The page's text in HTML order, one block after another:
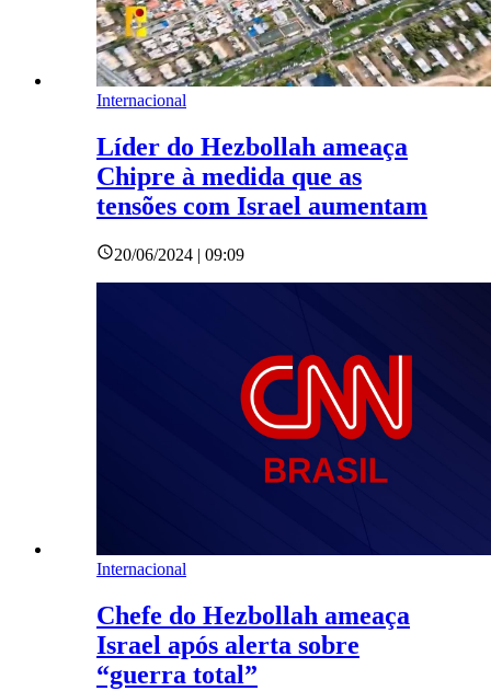
Internacional
Líder do Hezbollah ameaça
Chipre à medida que as
tensões com Israel aumentam
20/06/2024 | 09:09
Internacional
Chefe do Hezbollah ameaça
Israel após alerta sobre
“guerra total”